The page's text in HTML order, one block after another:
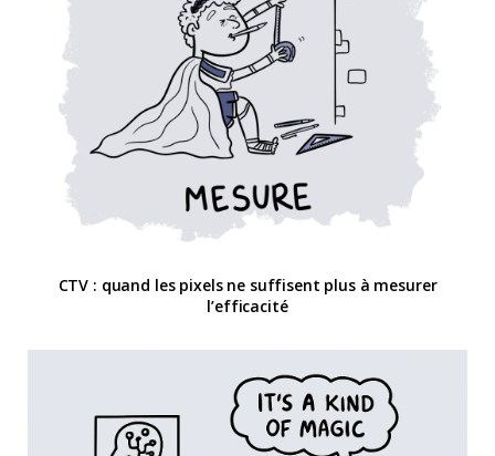
CTV : quand les pixels ne suffisent plus à mesurer
l’efficacité